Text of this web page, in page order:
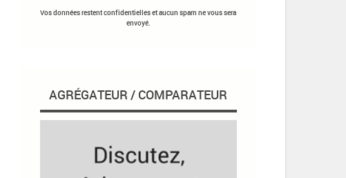
Vos données restent confidentielles et aucun spam ne vous sera
envoyé.
AGRÉGATEUR / COMPARATEUR